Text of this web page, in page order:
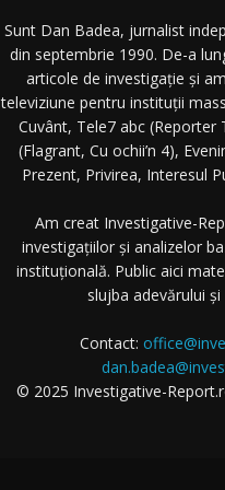
Sunt Dan Badea, jurnalist
din septembrie 1990. De-a
articole de investigație și
televiziune pentru instituții
Cuvânt, Tele7 abc (Reporter
(Flagrant, Cu ochii’n 4),
Prezent, Privirea, Interesul
Am creat Investigative-
investigațiilor și analizelor
instituțională. Public aici
slujba adevărului
Contact:
© 2025 Investigative-